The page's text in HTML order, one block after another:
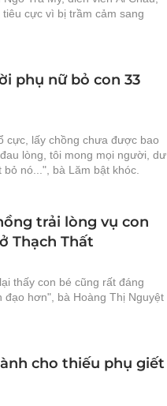
cực vì bị trầm cảm sang
phụ nữ bỏ con 33
cực, lấy chồng chưa được bao
lòng, tôi mong mọi người, dư
nó...", bà Lăm bật khóc.
trải lòng vụ con
Thạch Thất
thấy con bé cũng rất đáng
hơn", bà Hoàng Thị Nguyệt
cho thiếu phụ giết